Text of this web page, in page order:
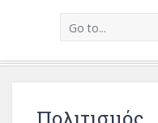
Go to...